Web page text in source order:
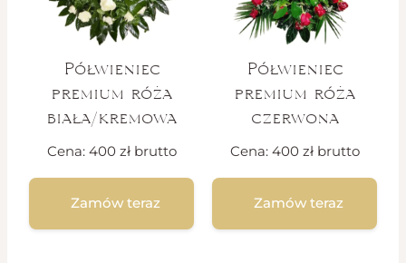
Półwieniec
premium róża
biała/kremowa
Cena: 400 zł brutto
Zamów teraz
Półwieniec
premium róża
czerwona
Cena: 400 zł brutto
Zamów teraz